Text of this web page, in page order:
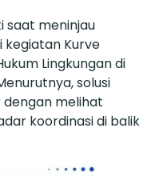
saat meninjau
kegiatan Kurve
Lingkungan di
solusi
melihat
koordinasi di balik